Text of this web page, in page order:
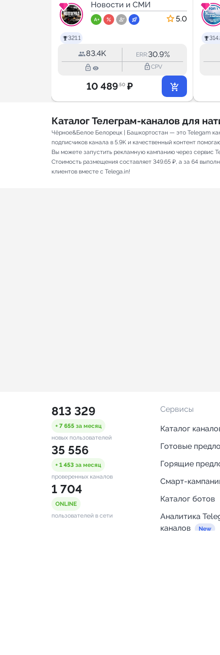
321.1
Новости и СМИ
5.0
83.4K ERR:30.9%
lock_outline lock_outlineCPV
10 489.50 ₽
Каталог Телеграм-каналов для
Чёрное&Белое Белорецк | Башкортостан — это Telegam
подписчиков канала в 5.9K и качественный контент
Вы можете запустить рекламную кампанию через сервис
Стоимость размещения составляет 349.65 ₽, а за 64
клиентов вместе с Telega.in!
813 329
+ 7 655 за месяц
новых пользователей
35 556
+ 1 453 за месяц
проверенных каналов
1 704
ONLINE
пользователей в сети
Сервисы
Каталог
Готовые
Горящие
Смарт-
Каталог ботов
Аналитика
каналов